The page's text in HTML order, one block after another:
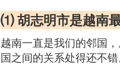
⑴ 胡志明市是越南
越南一直是我们的邻国
国之间的关系处得还不